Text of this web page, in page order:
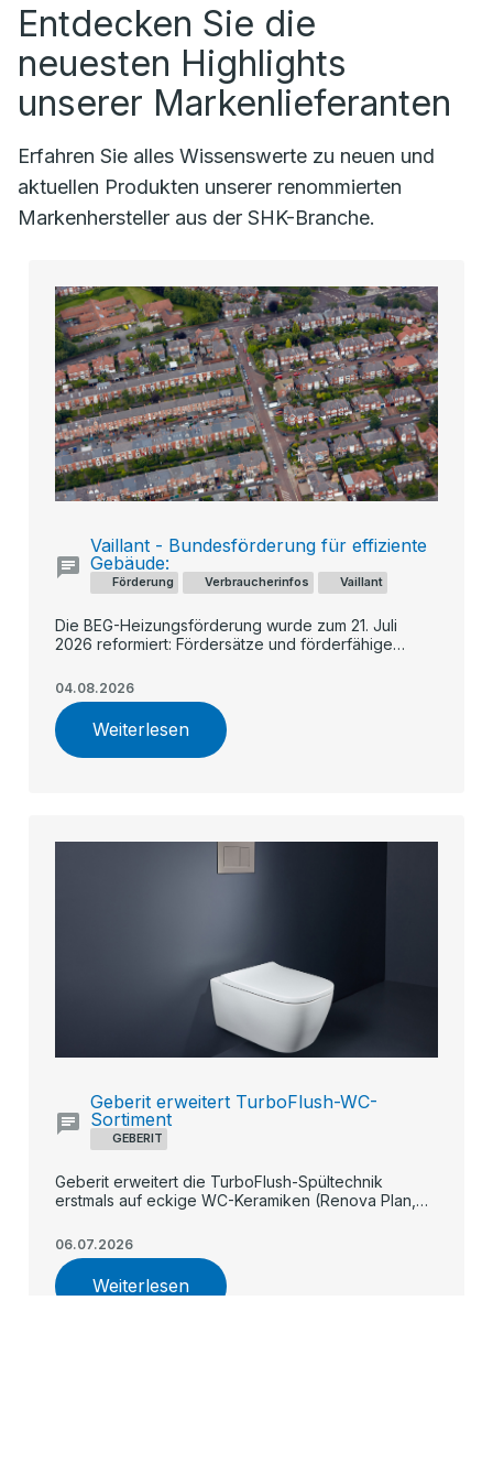
Entdecken Sie die
neuesten Highlights
unserer Markenlieferanten
Erfahren Sie alles Wissenswerte zu neuen und
aktuellen Produkten unserer renommierten
Markenhersteller aus der SHK-Branche.
Förderung Verbraucherinfos Vaillant
Vaillant - Bundesförderung für effiziente
Gebäude:
Die BEG-Heizungsförderung wurde zum 21. Juli
2026 reformiert: Fördersätze und förderfähige
Geringverdiener und Familien stärker profitieren. Ein
früher Antrag – etwa für eine Vaillant Wärmepumpe –
kann sich finanziell lohnen.
04.08.2026
Weiterlesen
GEBERIT
Geberit erweitert TurboFlush-WC-
Sortiment
Geberit erweitert die TurboFlush-Spültechnik
erstmals auf eckige WC-Keramiken (Renova Plan,
spülrandlose, flüsterleise Flächenspülung damit in
allen Preissegmenten verfügbar.
06.07.2026
Weiterlesen